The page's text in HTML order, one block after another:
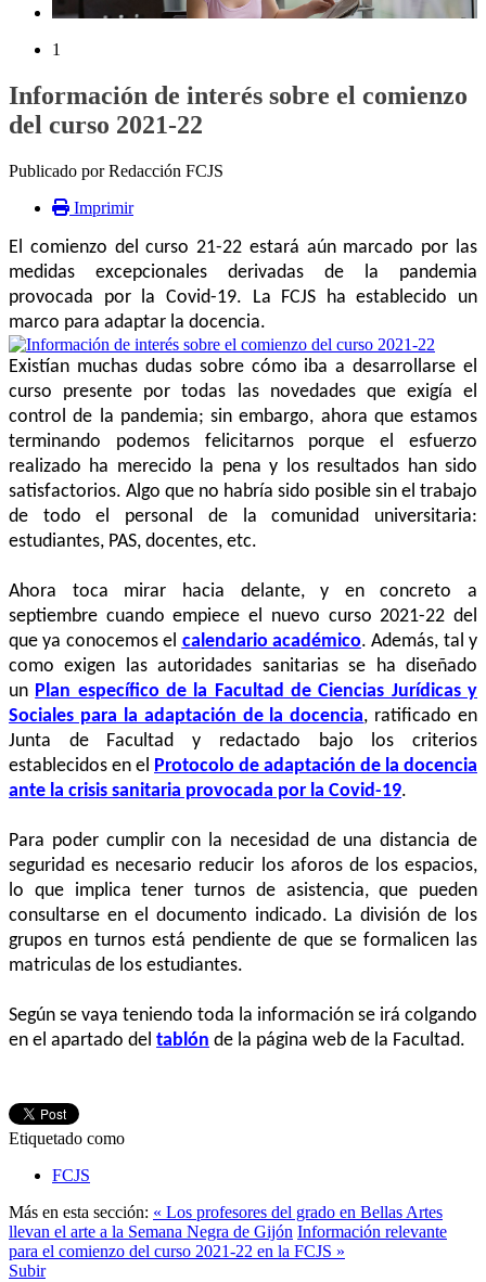
1
Información de interés sobre el comienzo
del curso 2021-22
Publicado por Redacción FCJS
Imprimir
El comienzo del curso 21-22 estará aún marcado por las
medidas excepcionales derivadas de la pandemia
provocada por la Covid-19. La FCJS ha establecido un
marco para adaptar la docencia.
Existían muchas dudas sobre cómo iba a desarrollarse el
curso presente por todas las novedades que exigía el
control de la pandemia; sin embargo, ahora que estamos
terminando podemos felicitarnos porque el esfuerzo
realizado ha merecido la pena y los resultados han sido
satisfactorios. Algo que no habría sido posible sin el trabajo
de todo el personal de la comunidad universitaria:
estudiantes, PAS, docentes, etc.
Ahora toca mirar hacia delante, y en concreto a
septiembre cuando empiece el nuevo curso 2021-22 del
que ya conocemos el calendario académico. Además, tal y
como exigen las autoridades sanitarias se ha diseñado
un Plan específico de la Facultad de Ciencias Jurídicas y
Sociales para la adaptación de la docencia, ratificado en
Junta de Facultad y redactado bajo los criterios
establecidos en el Protocolo de adaptación de la docencia
ante la crisis sanitaria provocada por la Covid-19.
Para poder cumplir con la necesidad de una distancia de
seguridad es necesario reducir los aforos de los espacios,
lo que implica tener turnos de asistencia, que pueden
consultarse en el documento indicado. La división de los
grupos en turnos está pendiente de que se formalicen las
matriculas de los estudiantes.
Según se vaya teniendo toda la información se irá colgando
en el apartado del tablón de la página web de la Facultad.
Etiquetado como
FCJS
Más en esta sección: « Los profesores del grado en Bellas Artes
llevan el arte a la Semana Negra de Gijón Información relevante
para el comienzo del curso 2021-22 en la FCJS »
Subir